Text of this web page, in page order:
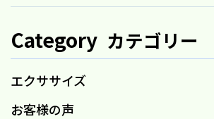
Category カテゴリー
エクササイズ
お客様の声